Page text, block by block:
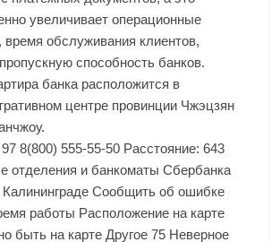
увеличивает операционные
время обслуживания клиентов,
способность банков.
банка расположится в
центре провинции Чжэцзян
8(800) 555-55-50 Расстояние: 643
отделения и банкоматы Сбербанка
Калининграде Сообщить об ошибке
работы Расположение на карте
быть на карте Другое 75 Неверное